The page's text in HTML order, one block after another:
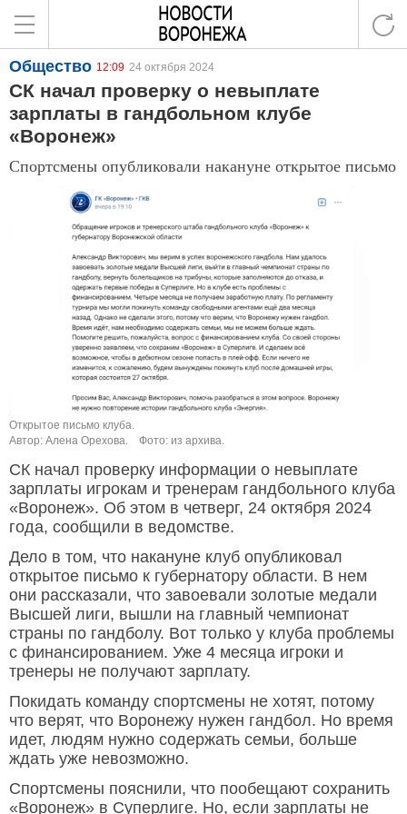
Общество 12:09 24 октября 2024
СК начал проверку о невыплате
зарплаты в гандбольном клубе
«Воронеж»
Спортсмены опубликовали накануне открытое письмо
Открытое письмо клуба.
Автор: Алена Орехова.
Фото: из архива.
СК начал проверку информации о невыплате
зарплаты игрокам и тренерам гандбольного клуба
«Воронеж». Об этом в четверг, 24 октября 2024
года, сообщили в ведомстве.
Дело в том, что накануне клуб опубликовал
открытое письмо к губернатору области. В нем
они рассказали, что завоевали золотые медали
Высшей лиги, вышли на главный чемпионат
страны по гандболу. Вот только у клуба проблемы
с финансированием. Уже 4 месяца игроки и
тренеры не получают зарплату.
Покидать команду спортсмены не хотят, потому
что верят, что Воронежу нужен гандбол. Но время
идет, людям нужно содержать семьи, больше
ждать уже невозможно.
Спортсмены пояснили, что пообещают сохранить
«Воронеж» в Суперлиге. Но, если зарплаты не